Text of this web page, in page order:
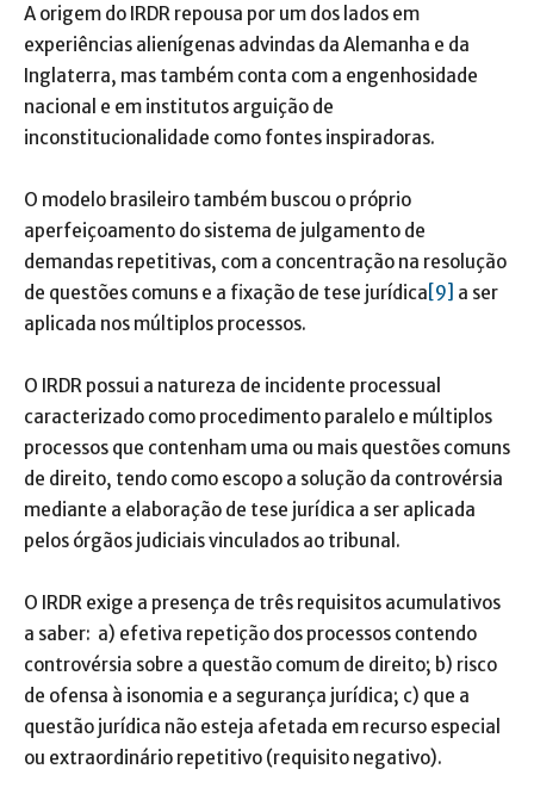
A origem do IRDR repousa por um dos lados em
experiências alienígenas advindas da Alemanha e da
Inglaterra, mas também conta com a engenhosidade
nacional e em institutos arguição de
inconstitucionalidade como fontes inspiradoras.
O modelo brasileiro também buscou o próprio
aperfeiçoamento do sistema de julgamento de
demandas repetitivas, com a concentração na resolução
de questões comuns e a fixação de tese jurídica [9] a ser
aplicada nos múltiplos processos.
O IRDR possui a natureza de incidente processual
caracterizado como procedimento paralelo e múltiplos
processos que contenham uma ou mais questões comuns
de direito, tendo como escopo a solução da controvérsia
mediante a elaboração de tese jurídica a ser aplicada
pelos órgãos judiciais vinculados ao tribunal.
O IRDR exige a presença de três requisitos acumulativos
a saber: a) efetiva repetição dos processos contendo
controvérsia sobre a questão comum de direito; b) risco
de ofensa à isonomia e a segurança jurídica; c) que a
questão jurídica não esteja afetada em recurso especial
ou extraordinário repetitivo (requisito negativo).